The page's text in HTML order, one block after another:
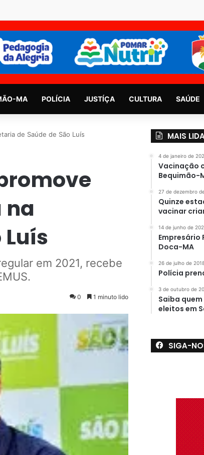
MA POLÍCIA JUSTÍÇA CULTURA SAÚDE
de Saúde de São Luís
na
em 2021, recebe
0 1 minuto lido
MAIS
4 de janeiro de
Vacinação
Bequimão-
27 de dezembro
Quinze
vacinar
14 de junho de
Empresário
Doca-MA
26 de julho de
Polícia
3 de outubro de
Saiba
eleitos em
SIGA-